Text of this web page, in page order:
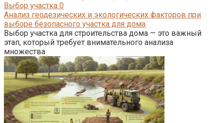
Выбор участка 0
Анализ геодезических и экологических факторов при
выборе безопасного участка для дома
Выбор участка для строительства дома — это важный
этап, который требует внимательного анализа
множества